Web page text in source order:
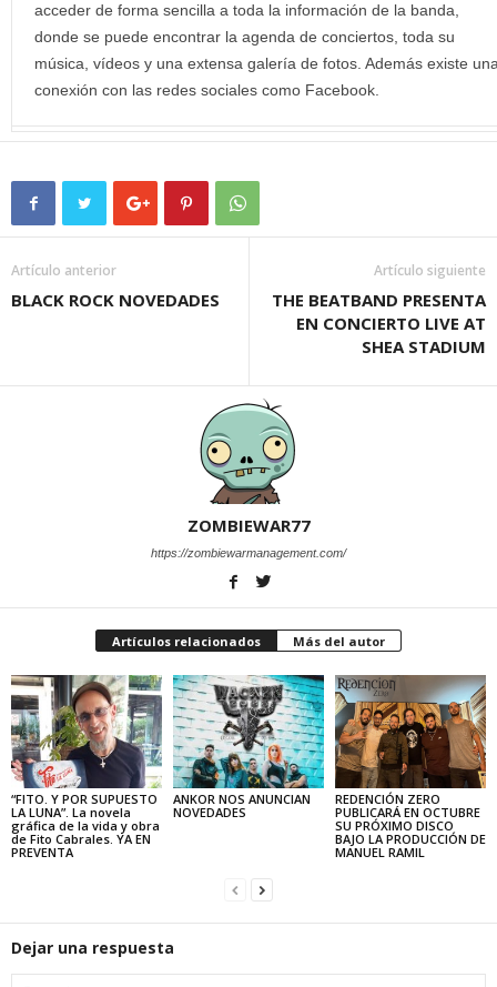
acceder de forma sencilla a toda la información de la banda,
donde se puede encontrar la agenda de conciertos, toda su
música, vídeos y una extensa galería de fotos. Además existe
conexión con las redes sociales como Facebook.
Artículo anterior
BLACK ROCK NOVEDADES
Artículo siguiente
THE BEATBAND PRESENTA
EN CONCIERTO LIVE AT
SHEA STADIUM
ZOMBIEWAR77
https://zombiewarmanagement.com/
Artículos relacionados Más del autor
“FITO. Y POR SUPUESTO
LA LUNA”. La novela
gráfica de la vida y obra
de Fito Cabrales. YA EN
PREVENTA
ANKOR NOS ANUNCIAN
NOVEDADES
REDENCIÓN ZERO
PUBLICARÁ EN OCTUBRE
SU PRÓXIMO DISCO
BAJO LA PRODUCCIÓN DE
MANUEL RAMIL
Dejar una respuesta